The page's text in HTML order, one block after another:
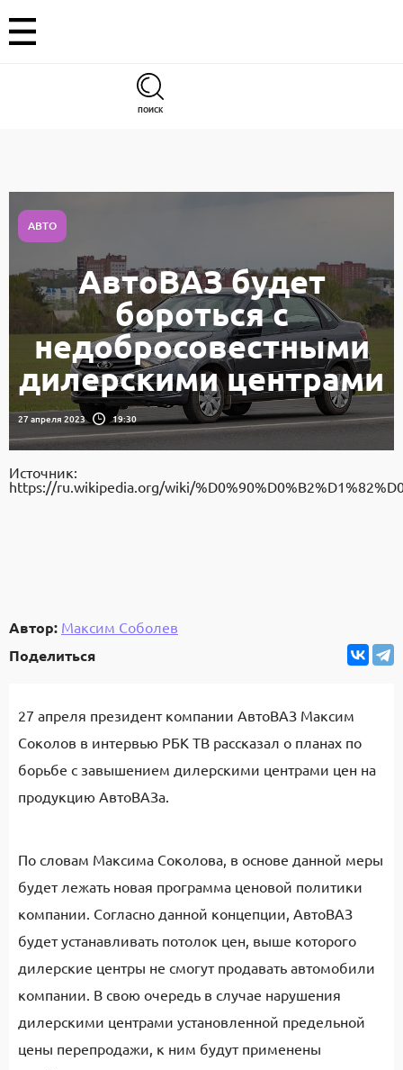
ПОИСК
АВТО
АвтоВАЗ будет
бороться с
недобросовестными
дилерскими центрами
27 апреля 2023 19:30
Источник:
https://ru.wikipedia.org/wiki/
Автор: Максим Соболев
Поделиться
27 апреля президент компании АвтоВАЗ Максим
Соколов в интервью РБК ТВ рассказал о планах по
борьбе с завышением дилерскими центрами цен на
продукцию АвтоВАЗа.
По словам Максима Соколова, в основе данной меры
будет лежать новая программа ценовой политики
компании. Согласно данной концепции, АвтоВАЗ
будет устанавливать потолок цен, выше которого
дилерские центры не смогут продавать автомобили
компании. В свою очередь в случае нарушения
дилерскими центрами установленной предельной
цены перепродажи, к ним будут применены